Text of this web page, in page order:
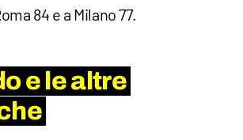
84 e a Milano 77.
e le altre